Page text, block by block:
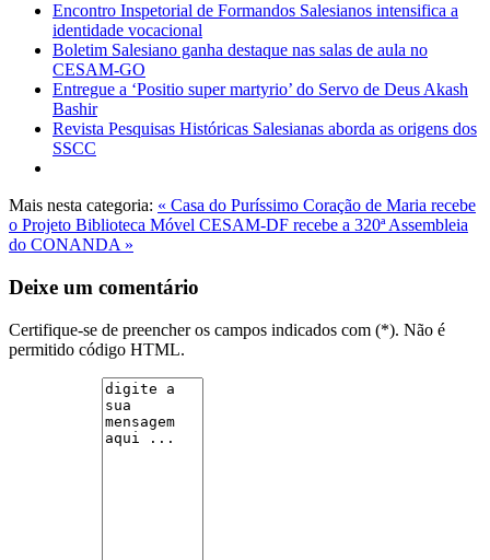
Encontro Inspetorial de Formandos Salesianos intensifica a
identidade vocacional
Boletim Salesiano ganha destaque nas salas de aula no
CESAM-GO
Entregue a ‘Positio super martyrio’ do Servo de Deus Akash
Bashir
Revista Pesquisas Históricas Salesianas aborda as origens dos
SSCC
Mais nesta categoria: « Casa do Puríssimo Coração de Maria recebe
o Projeto Biblioteca Móvel CESAM-DF recebe a 320ª Assembleia
do CONANDA »
Deixe um comentário
Certifique-se de preencher os campos indicados com (*). Não é
permitido código HTML.